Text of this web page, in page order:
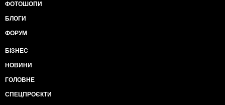
ФОТОШОПИ
БЛОГИ
ФОРУМ
БІЗНЕС
НОВИНИ
ГОЛОВНЕ
СПЕЦПРОЄКТИ